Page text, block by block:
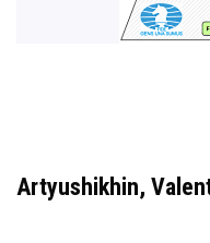
Artyushikhin,